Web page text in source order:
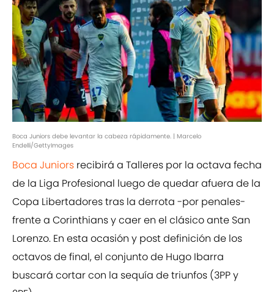
Boca Juniors debe levantar la cabeza rápidamente. | Marcelo
Endelli/GettyImages
Boca Juniors recibirá a Talleres por la octava fecha
de la Liga Profesional luego de quedar afuera de la
Copa Libertadores tras la derrota -por penales-
frente a Corinthians y caer en el clásico ante San
Lorenzo. En esta ocasión y post definición de los
octavos de final, el conjunto de Hugo Ibarra
buscará cortar con la sequía de triunfos (3PP y